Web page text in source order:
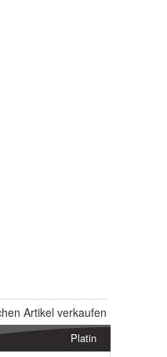
Artikel verkaufen
Platin